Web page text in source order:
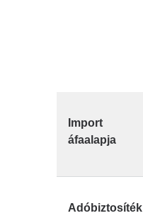
Import
áfaalapja
Adóbiztosíték